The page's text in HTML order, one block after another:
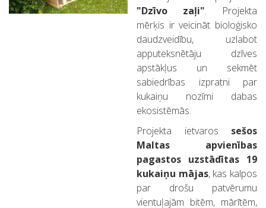
"Dzīvo zaļi". Projekta
mērķis ir veicināt bioloģisko
daudzveidību, uzlabot
apputeksnētāju dzīves
apstākļus un sekmēt
sabiedrības izpratni par
kukaiņu nozīmi dabas
ekosistēmās.
Projekta ietvaros sešos
Maltas apvienības
pagastos uzstādītas 19
kukaiņu mājas, kas kalpos
par drošu patvērumu
vientuļajām bitēm, mārītēm,